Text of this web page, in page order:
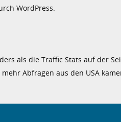
WordPress.
als die Traffic Stats auf der
Abfragen aus den USA